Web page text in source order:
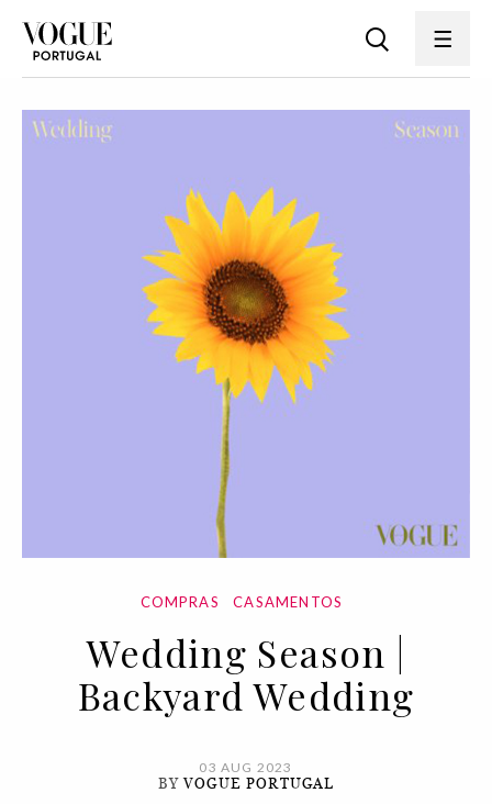
COMPRAS CASAMENTOS
Wedding Season |
Backyard Wedding
03 AUG 2023
BYVOGUE PORTUGAL